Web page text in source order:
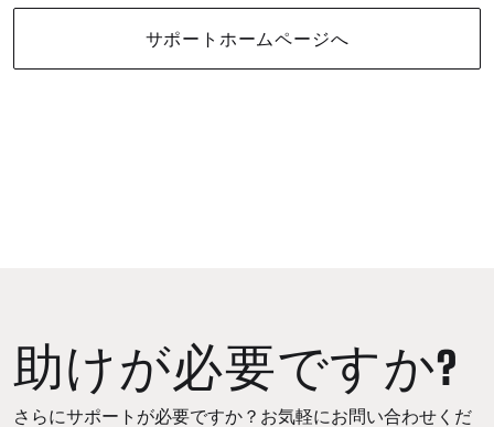
サポートホームページへ
助けが必要ですか?
さらにサポートが必要ですか？お気軽にお問い合わせくだ